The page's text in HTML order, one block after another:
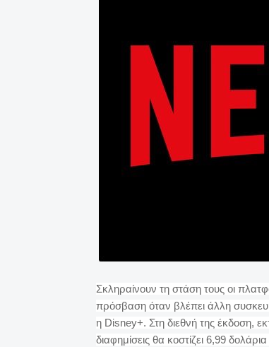
Σκληραίνουν τη στάση τους οι
πρόσβαση όταν βλέπει άλλη
η Disney+. Στη διεθνή της έκδοση,
διαφημίσεις θα κοστίζει 6,99